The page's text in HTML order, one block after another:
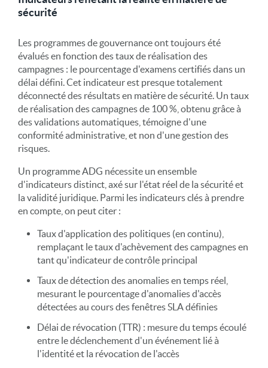
sécurité
Les programmes de gouvernance ont toujours été
évalués en fonction des taux de réalisation des
campagnes : le pourcentage d'examens certifiés dans un
délai défini. Cet indicateur est presque totalement
déconnecté des résultats en matière de sécurité. Un taux
de réalisation des campagnes de 100 %, obtenu grâce à
des validations automatiques, témoigne d'une
conformité administrative, et non d'une gestion des
risques.
Un programme ADG nécessite un ensemble
d'indicateurs distinct, axé sur l'état réel de la sécurité et
la validité juridique. Parmi les indicateurs clés à prendre
en compte, on peut citer :
Taux d'application des politiques (en continu),
remplaçant le taux d'achèvement des campagnes en
tant qu'indicateur de contrôle principal
Taux de détection des anomalies en temps réel,
mesurant le pourcentage d'anomalies d'accès
détectées au cours des fenêtres SLA définies
Délai de révocation (TTR) : mesure du temps écoulé
entre le déclenchement d'un événement lié à
l'identité et la révocation de l'accès